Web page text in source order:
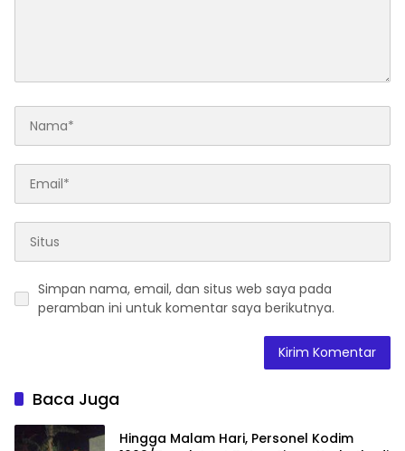
Simpan nama, email, dan situs web saya pada
peramban ini untuk komentar saya berikutnya.
Baca Juga
Hingga Malam Hari, Personel Kodim